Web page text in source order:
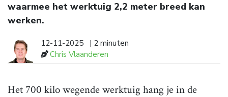
waarmee het werktuig 2,2 meter breed kan
werken.
12-11-2025
| 2 minuten
Chris Vlaanderen
Het 700 kilo wegende werktuig hang je in de